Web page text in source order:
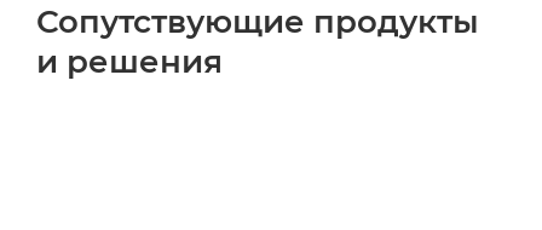
Сопутствующие продукты
и решения